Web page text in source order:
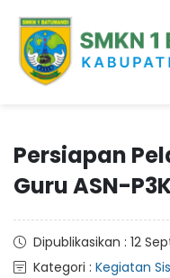
Persiapan
Guru ASN-
Dipublikasikan : 12
Kategori : Kegiatan